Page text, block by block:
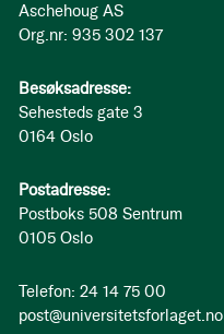
Aschehoug AS
Org.nr: 935 302 137
Besøksadresse:
Sehesteds gate 3
0164 Oslo
Postadresse:
Postboks 508 Sentrum
0105 Oslo
Telefon: 24 14 75 00
post@universitetsforlaget.no